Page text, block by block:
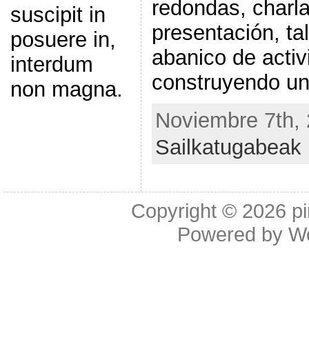
suscipit in
posuere in,
interdum
non magna.
redondas,
presentación,
abanico de
construyendo
Noviembre 7th,
Sailkatugabeak
Copyright © 2026
Powered by